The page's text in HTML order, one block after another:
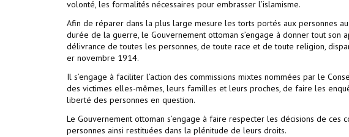
volonté, les formalités nécessaires pour embrasser l’islamisme.
Afin de réparer dans la plus large mesure les torts portés aux personnes
durée de la guerre, le Gouvernement ottoman s’engage à donner tout son
délivrance de toutes les personnes, de toute race et de toute religion,
er novembre 1914.
Il s’engage à faciliter l’action des commissions mixtes nommées par le
des victimes elles-mêmes, leurs familles et leurs proches, de faire les
liberté des personnes en question.
Le Gouvernement ottoman s’engage à faire respecter les décisions de ces
personnes ainsi restituées dans la plénitude de leurs droits.